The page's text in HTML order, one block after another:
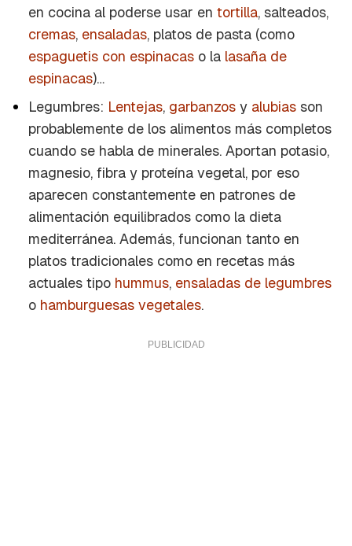
en cocina al poderse usar en tortilla, salteados,
cremas, ensaladas, platos de pasta (como
espaguetis con espinacas o la lasaña de
espinacas)…
Legumbres: Lentejas, garbanzos y alubias son
probablemente de los alimentos más completos
cuando se habla de minerales. Aportan potasio,
magnesio, fibra y proteína vegetal, por eso
aparecen constantemente en patrones de
alimentación equilibrados como la dieta
mediterránea. Además, funcionan tanto en
platos tradicionales como en recetas más
actuales tipo hummus, ensaladas de legumbres
o hamburguesas vegetales.